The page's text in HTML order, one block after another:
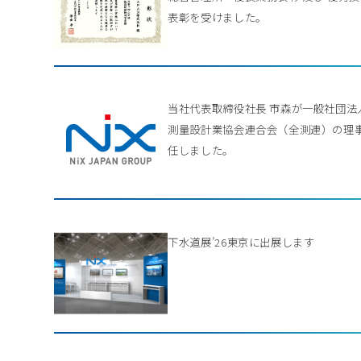
表彰を受けました。
当社代表取締役社長 市森が一般社団法
測量設計業協会連合会（全測連）の理
任しました。
下水道展’26東京に出展します